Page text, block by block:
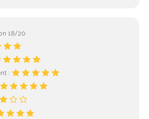
18/20
: